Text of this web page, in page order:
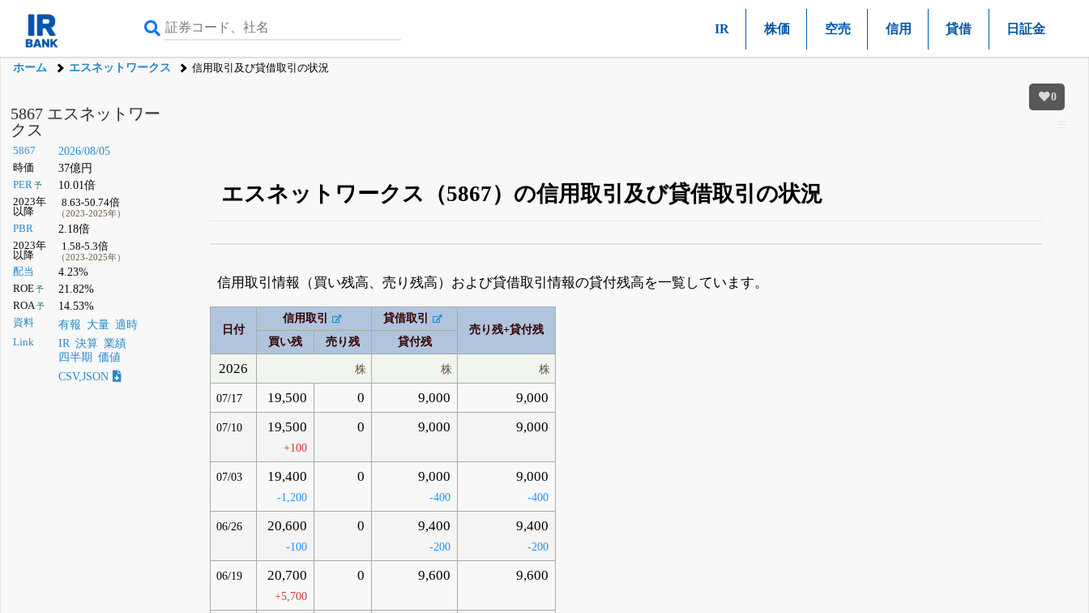
IR 株価 空売 信用 貸借 日証金
ホーム エスネットワークス 信用取引及び貸借取引の状況
0
5867 エスネットワー
クス
5867 2026/08/05
時価 37億円
PER予 10.01倍
2023年
以降
8.63-50.74倍
（2023-2025年）
PBR 2.18倍
2023年
以降
1.58-5.3倍
（2023-2025年）
配当 4.23%
ROE予 21.82%
ROA予 14.53%
資料 有報 大量 適時
Link IR 決算 業績
四半期
価値
CSV,JSON
エスネットワークス（5867）の信用取引及び貸借取引の状況
無料でβ版をはじめる
登録すると永久30%OFFと米株版の先行利用も付きます
信用取引情報（買い残高、売り残高）および貸借取引情報の貸付残高を一覧しています。
日付
信用取引
貸借取引
売り残+貸付残
買い残
売り残 貸付残
2026 株 株 株
07/17 19,500 0 9,000 9,000
07/10 19,500
+100
0 9,000 9,000
07/03 19,400
-1,200
0 9,000
-400
9,000
-400
06/26 20,600
-100
0 9,400
-200
9,400
-200
06/19 20,700
+5,700
0 9,600 9,600